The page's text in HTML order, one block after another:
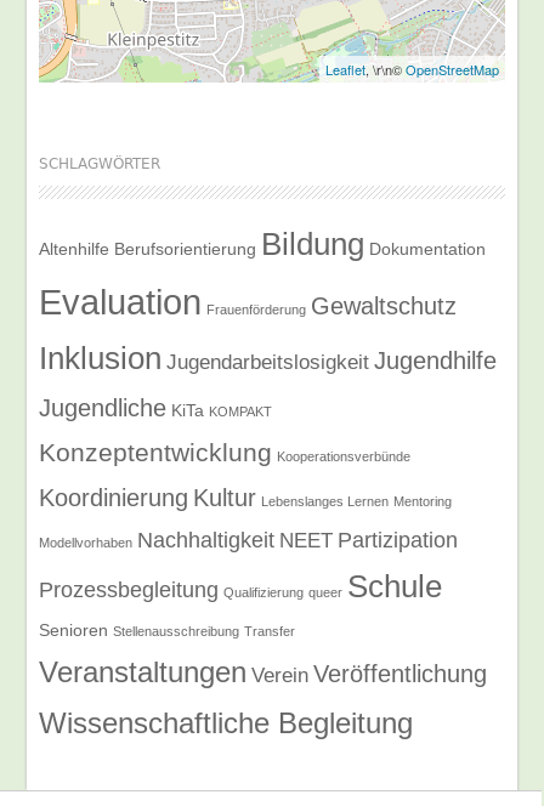
Leaflet, \r\n©OpenStreetMap
SCHLAGWÖRTER
Altenhilfe Berufsorientierung Bildung Dokumentation
Evaluation Frauenförderung Gewaltschutz
Inklusion Jugendarbeitslosigkeit Jugendhilfe
Jugendliche KiTa KOMPAKT
Konzeptentwicklung Kooperationsverbünde
Koordinierung Kultur Lebenslanges Lernen Mentoring
Modellvorhaben Nachhaltigkeit NEET Partizipation
Prozessbegleitung Qualifizierung queer Schule
Senioren Stellenausschreibung Transfer
Veranstaltungen Verein Veröffentlichung
Wissenschaftliche Begleitung